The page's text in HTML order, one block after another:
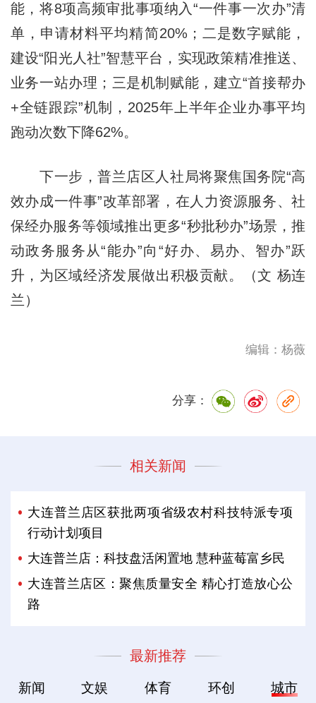
能，将8项高频审批事项纳入“一件事一次办”清
单，申请材料平均精简20%；二是数字赋能，
建设“阳光人社”智慧平台，实现政策精准推送、
业务一站办理；三是机制赋能，建立“首接帮办
+全链跟踪”机制，2025年上半年企业办事平均
跑动次数下降62%。
下一步，普兰店区人社局将聚焦国务院“高
效办成一件事”改革部署，在人力资源服务、社
保经办服务等领域推出更多“秒批秒办”场景，推
动政务服务从“能办”向“好办、易办、智办”跃
升，为区域经济发展做出积极贡献。（文 杨连
兰）
编辑：杨薇
分享：
相关新闻
大连普兰店区获批两项省级农村科技特派专项
行动计划项目
大连普兰店：科技盘活闲置地 慧种蓝莓富乡民
大连普兰店区：聚焦质量安全 精心打造放心公
路
最新推荐
新闻 文娱 体育 环创 城市